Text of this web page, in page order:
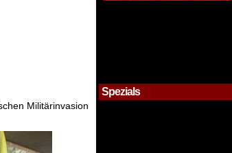
Militärinvasion
Spezials